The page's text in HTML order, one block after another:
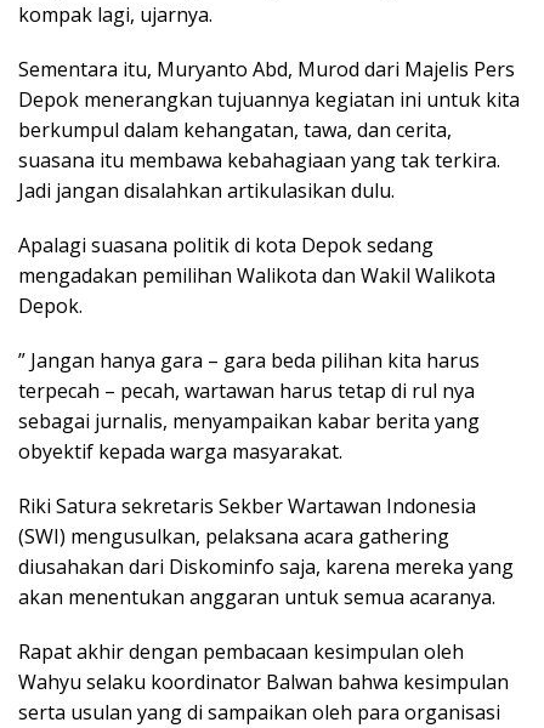
kompak lagi, ujarnya.
Sementara itu, Muryanto Abd, Murod dari Majelis Pers
Depok menerangkan tujuannya kegiatan ini untuk kita
berkumpul dalam kehangatan, tawa, dan cerita,
suasana itu membawa kebahagiaan yang tak terkira.
Jadi jangan disalahkan artikulasikan dulu.
Apalagi suasana politik di kota Depok sedang
mengadakan pemilihan Walikota dan Wakil Walikota
Depok.
” Jangan hanya gara – gara beda pilihan kita harus
terpecah – pecah, wartawan harus tetap di rul nya
sebagai jurnalis, menyampaikan kabar berita yang
obyektif kepada warga masyarakat.
Riki Satura sekretaris Sekber Wartawan Indonesia
(SWI) mengusulkan, pelaksana acara gathering
diusahakan dari Diskominfo saja, karena mereka yang
akan menentukan anggaran untuk semua acaranya.
Rapat akhir dengan pembacaan kesimpulan oleh
Wahyu selaku koordinator Balwan bahwa kesimpulan
serta usulan yang di sampaikan oleh para organisasi